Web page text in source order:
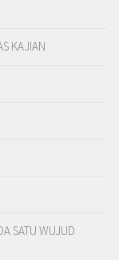
KAJIAN
SATU WUJUD